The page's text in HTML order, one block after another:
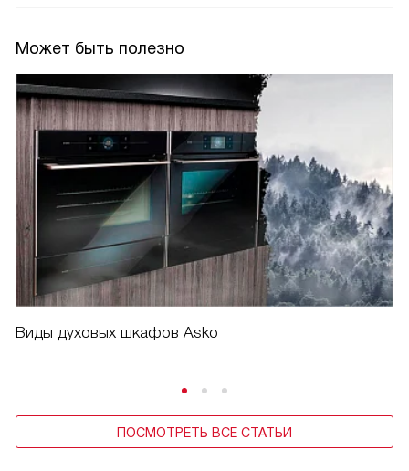
Может быть полезно
Виды духовых шкафов Asko
ПОСМОТРЕТЬ ВСЕ СТАТЬИ